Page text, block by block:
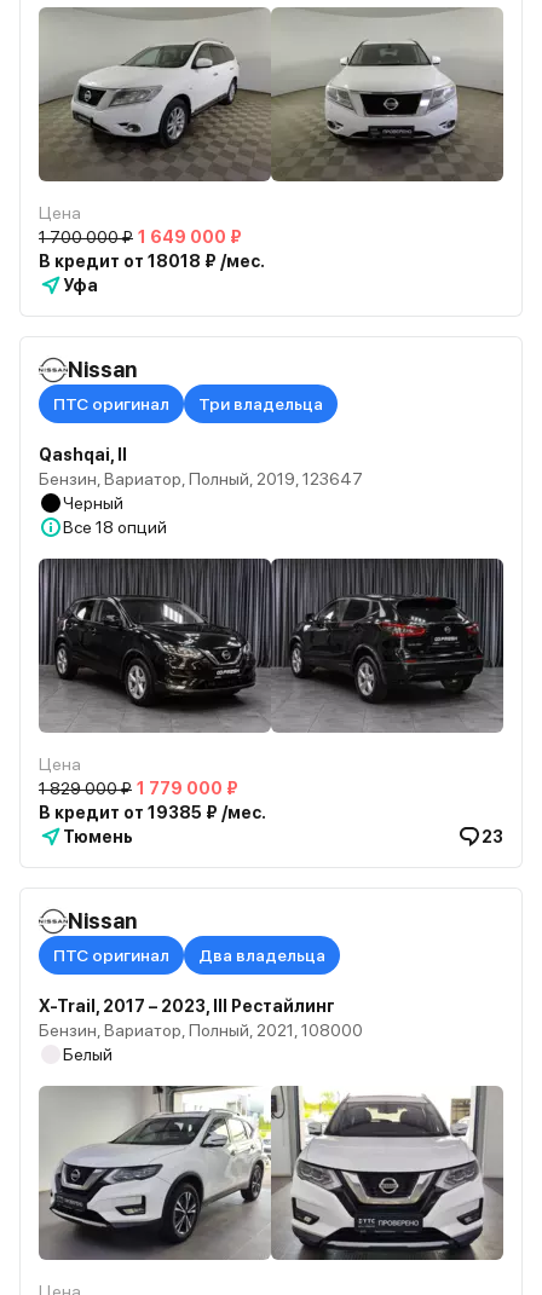
Цена
1 700 000 ₽ 1 649 000 ₽
В кредит от 18018 ₽ /мес.
Уфа
Nissan
ПТС оригинал Три владельца
Qashqai, II
Бензин, Вариатор, Полный, 2019, 123647
Черный
Все 18 опций
Цена
1 829 000 ₽ 1 779 000 ₽
В кредит от 19385 ₽ /мес.
Тюмень
23
Nissan
ПТС оригинал Два владельца
X-Trail, 2017 – 2023, III Рестайлинг
Бензин, Вариатор, Полный, 2021, 108000
Белый